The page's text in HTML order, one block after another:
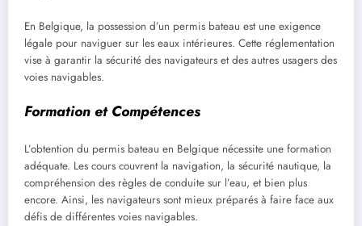
En Belgique, la possession d’un permis bateau est une exigence
légale pour naviguer sur les eaux intérieures. Cette réglementation
vise à garantir la sécurité des navigateurs et des autres usagers des
voies navigables.
Formation et Compétences
L’obtention du permis bateau en Belgique nécessite une formation
adéquate. Les cours couvrent la navigation, la sécurité nautique, la
compréhension des règles de conduite sur l’eau, et bien plus
encore. Ainsi, les navigateurs sont mieux préparés à faire face aux
défis de différentes voies navigables.